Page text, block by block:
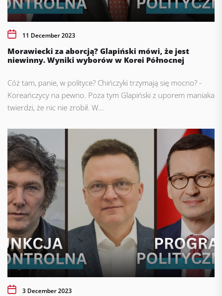
11 December 2023
Morawiecki za aborcją? Glapiński mówi, że jest
niewinny. Wyniki wyborów w Korei Północnej
Cóż tam, panie, w polityce? Chińczyki trzymają się mocno? -
Koreańczycy na pewno. Poza tym Glapiński z uporem maniaka
twierdzi, że nic nie zrobił. W...
3 December 2023